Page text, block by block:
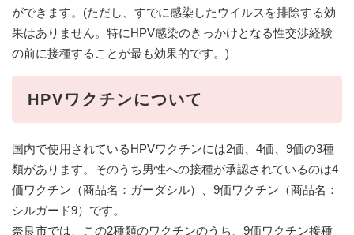
ができます。(ただし、すでに感染したウイルスを排除する効
果はありません。特にHPV感染のきっかけとなる性交渉経験
の前に接種することが最も効果的です。)
HPVワクチンについて
​国内で使用されているHPVワクチンには2価、4価、9価の3種
類があります。そのうち男性への接種が承認されているのは4
価ワクチン（商品名：ガーダシル）、9価ワクチン（商品名：
シルガード9）です。
奈良市では、この2種類のワクチンのうち、9価ワクチン接種